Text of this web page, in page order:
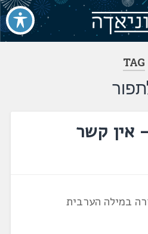
TAG
אין קשר
במילה הערבית